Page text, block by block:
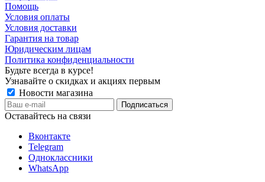
Помощь
Условия оплаты
Условия доставки
Гарантия на товар
Юридическим лицам
Политика конфиденциальности
Будьте всегда в курсе!
Узнавайте о скидках и акциях первым
Новости магазина
Оставайтесь на связи
Вконтакте
Telegram
Одноклассники
WhatsApp